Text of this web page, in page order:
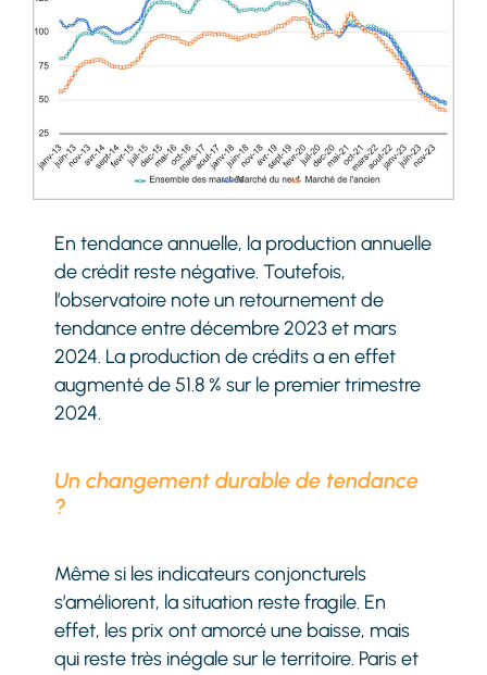
En tendance annuelle, la production annuelle
de crédit reste négative. Toutefois,
l’observatoire note un retournement de
tendance entre décembre 2023 et mars
2024. La production de crédits a en effet
augmenté de 51.8 % sur le premier trimestre
2024.
Un changement durable de tendance
?
Même si les indicateurs conjoncturels
s’améliorent, la situation reste fragile. En
effet, les prix ont amorcé une baisse, mais
qui reste très inégale sur le territoire. Paris et